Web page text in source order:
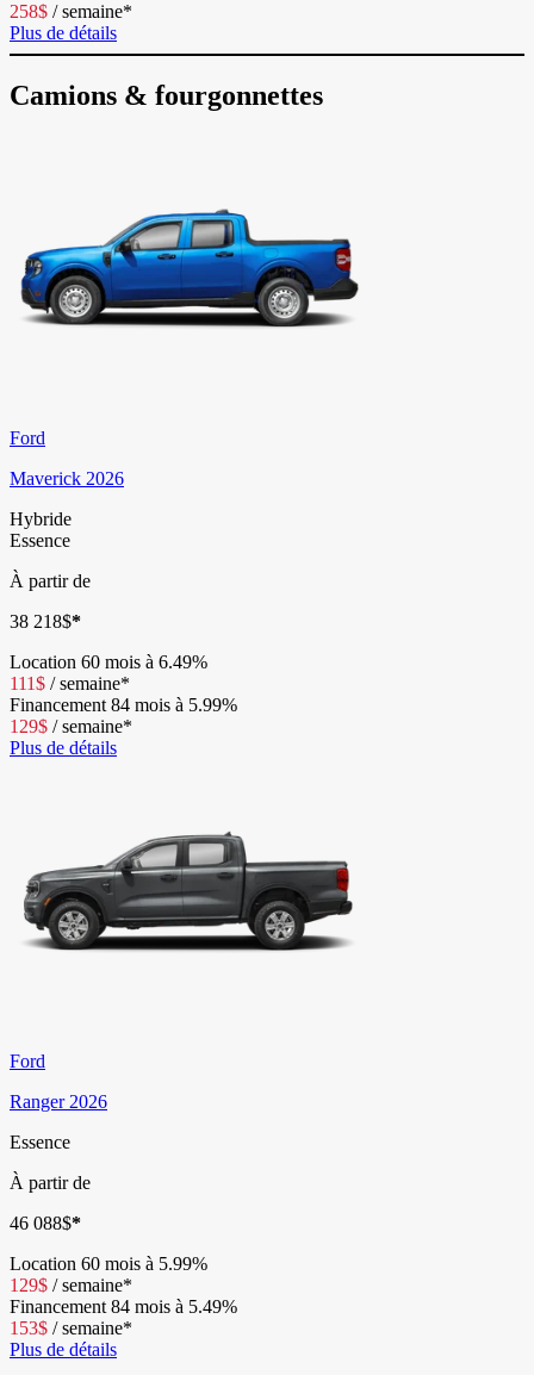
258$ /semaine*
Plus de détails
Camions & fourgonnettes
Ford
Maverick 2026
Hybride
Essence
À partir de
38 218$*
Location 60 mois à 6.49%
111$ /semaine*
Financement 84 mois à 5.99%
129$ /semaine*
Plus de détails
Ford
Ranger 2026
Essence
À partir de
46 088$*
Location 60 mois à 5.99%
129$ /semaine*
Financement 84 mois à 5.49%
153$ /semaine*
Plus de détails